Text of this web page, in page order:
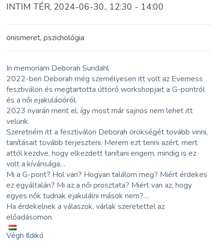
INTIM TÉR, 2024-06-30., 12:30 - 14:00
önismeret, pszichológia
In memoriam Deborah Sundahl
2022-ben Deborah még személyesen itt volt az Everness
fesztiválon és megtartotta úttörő workshopjait a G-pontról
és a női ejakulációról.
2023 nyarán ment el, így most már sajnos nem lehet itt
velünk.
Szeretném itt a fesztiválon Deborah örökségét tovább vinni,
tanításait tovább terjeszteni. Merem ezt tenni azért, mert
attól kezdve, hogy elkezdett tanítani engem, mindig is ez
volt a kívánsága…
Mi a G-pont? Hol van? Hogyan találom meg? Miért érdekes
ez egyáltalán? Mi az a női prosztata? Miért van az, hogy
egyes nők tudnak ejakulálni mások nem?....
Ha érdekelnek a válaszok, várlak szeretettel az
előadásomon.
Végh Ildikó